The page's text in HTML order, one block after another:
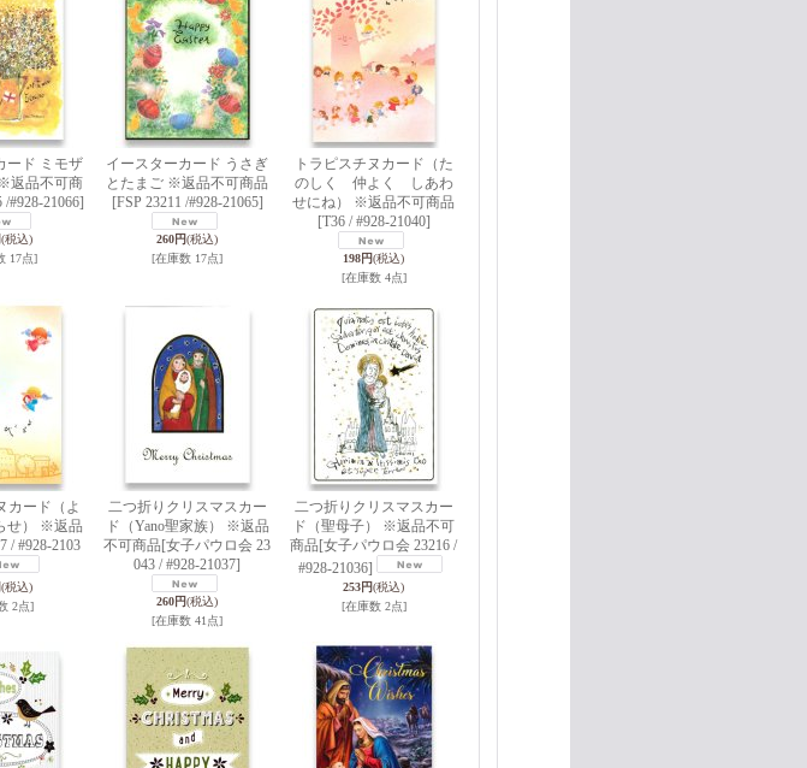
ード ミモザ
返品不可商
/#928-21066]
(税込)
17点]
イースターカード うさぎ
とたまご ※返品不可商品
[FSP 23211 /#928-21065]
260円(税込)
[在庫数 17点]
トラピスチヌカード（た
のしく 仲よく しあわ
せにね） ※返品不可商品
[T36 / #928-21040]
198円(税込)
[在庫数 4点]
カード（よ
せ） ※返品
/ #928-2103
(税込)
2点]
二つ折りクリスマスカー
ド（Yano聖家族） ※返品
不可商品 [女子パウロ会 23
043 / #928-21037]
260円(税込)
[在庫数 41点]
二つ折りクリスマスカー
ド（聖母子） ※返品不可
商品 [女子パウロ会 23216 /
#928-21036]
253円(税込)
[在庫数 2点]